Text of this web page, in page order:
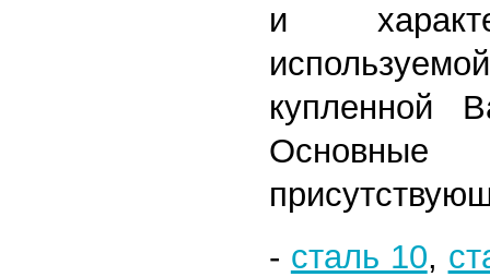
и
купленной
- сталь 10,